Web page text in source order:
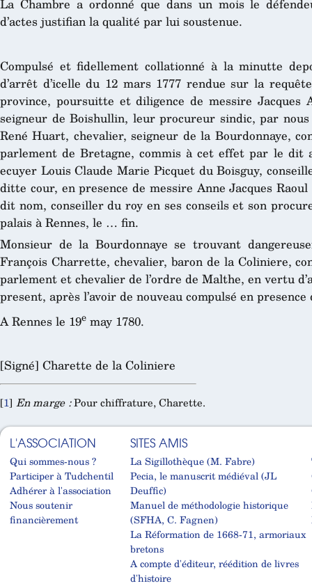
La Chambre a ordonné que dans un mois le
d’actes justifian la qualité par lui soustenue.
Compulsé et fidellement collationné à la minutte
d’arrêt d’icelle du 12 mars 1777 rendue sur la
province, poursuitte et diligence de messire Jacques
seigneur de Boishullin, leur procureur sindic, par
René Huart, chevalier, seigneur de la Bourdonnaye,
parlement de Bretagne, commis à cet effet par le dit
ecuyer Louis Claude Marie Picquet du Boisguy,
ditte cour, en presence de messire Anne Jacques
dit nom, conseiller du roy en ses conseils et son
palais à Rennes, le … fin.
Monsieur de la Bourdonnaye se trouvant
François Charrette, chevalier, baron de la Coliniere,
parlement et chevalier de l’ordre de Malthe, en vertu
present, après l’avoir de nouveau compulsé en
A Rennes le 19e may 1780.
[Signé] Charette de la Coliniere
[1] En marge :Pour chiffrature, Charette.
L'ASSOCIATION
Qui sommes-nous ?
Participer à Tudchentil
Adhérer à l'association
Nous soutenir
financièrement
SITES AMIS
La Sigillothèque (M. Fabre)
Pecia, le manuscrit médiéval (JL
Deuffic)
Manuel de méthodologie historique
(SFHA, C. Fagnen)
La Réformation de 1668-71, armoriaux
bretons
A compte d'éditeur, réédition de livres
d'histoire